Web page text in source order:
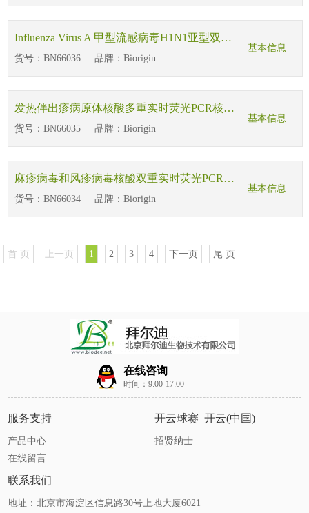
Influenza Virus A 甲型流感病毒H1N1亚型双重探针法RT-PCR试剂盒（不含内参）
基本信息
货号： BN66036 品牌： Biorigin
发热伴出疹病原体核酸多重实时荧光PCR核酸检测试剂盒
基本信息
货号： BN66035 品牌： Biorigin
麻疹病毒和风疹病毒核酸双重实时荧光PCR检测试剂盒B
基本信息
货号： BN66034 品牌： Biorigin
首 页 上一页 1 2 3 4 下一页 尾 页
在线咨询
时间：9:00-17:00
服务支持
产品中心
在线留言
开云球赛_开云(中国)
招贤纳士
联系我们
地址：北京市海淀区信息路30号上地大厦6021